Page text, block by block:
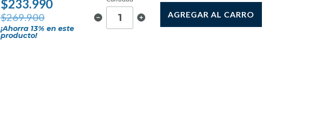
$233.990
$269.900
¡Ahorra 13% en este
producto!
AGREGAR AL CARRO